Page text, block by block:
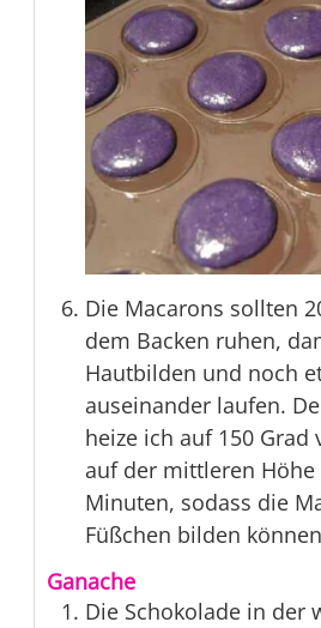
Die Macarons sollten
dem Backen ruhen,
Hautbilden und noch
auseinander laufen.
heize ich auf 150 Grad
auf der mittleren Höhe
Minuten, sodass die
Füßchen bilden
Ganache
Die Schokolade in der